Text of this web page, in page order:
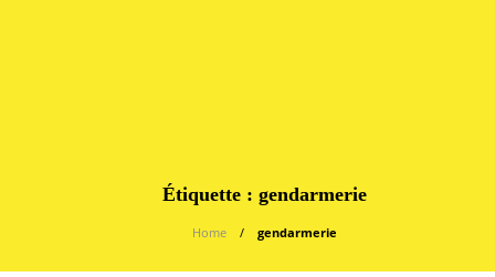
Étiquette : gendarmerie
Home gendarmerie